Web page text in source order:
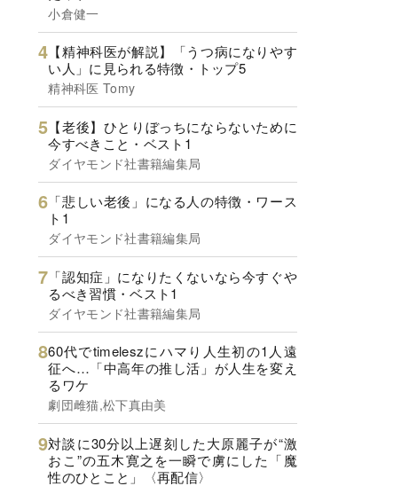
小倉健一
【精神科医が解説】「うつ病になりやす
い人」に見られる特徴・トップ5
精神科医 Tomy
【老後】ひとりぼっちにならないために
今すべきこと・ベスト1
ダイヤモンド社書籍編集局
「悲しい老後」になる人の特徴・ワース
ト1
ダイヤモンド社書籍編集局
「認知症」になりたくないなら今すぐや
るべき習慣・ベスト1
ダイヤモンド社書籍編集局
60代でtimeleszにハマり人生初の1人遠
征へ…「中高年の推し活」が人生を変え
るワケ
劇団雌猫,松下真由美
対談に30分以上遅刻した大原麗子が“激
おこ”の五木寛之を一瞬で虜にした「魔
性のひとこと」〈再配信〉